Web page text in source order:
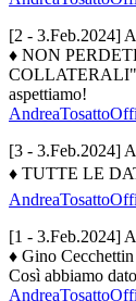
[2 - 3.Feb.2024]
♦ NON
COLLATERALI"
aspettiamo!
[3 - 3.Feb.2024]
♦ TUTTE LE
[1 - 3.Feb.2024]
♦ Gino
Così abbiamo